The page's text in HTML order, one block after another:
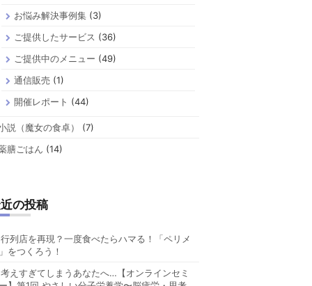
お悩み解決事例集 (3)
ご提供したサービス (36)
ご提供中のメニュー (49)
通信販売 (1)
開催レポート (44)
説（魔女の食卓）
(7)
膳ごはん (14)
の投稿
行列店を再現？一度食べたらハマる！「ペリメ
をつくろう！
考えすぎてしまうあなたへ…【オンラインセミ